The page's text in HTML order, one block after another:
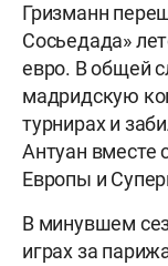
Гризманн
Сосьедада»
евро. В общей
мадридскую
турнирах и
Антуан вместе
Европы и
В минувшем
играх за